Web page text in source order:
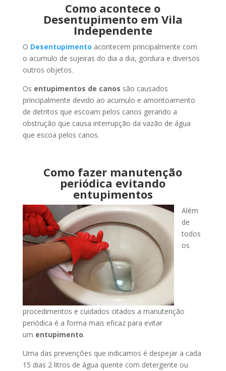
Como acontece o
Desentupimento em Vila
Independente
O Desentupimento acontecem principalmente com
o acumulo de sujeiras do dia a dia, gordura e diversos
outros objetos.
Os entupimentos de canos são causados
principalmente devido ao acumulo e amontoamento
de detritos que escoam pelos canos gerando a
obstrução que causa interrupção da vazão de água
que escoa pelos canos.
Como fazer manutenção
periódica evitando
entupimentos
Além
de
todos
os
procedimentos e cuidados citados a manutenção
periódica é a forma mais eficaz para evitar
um entupimento.
Uma das prevenções que indicamos é despejar a cada
15 dias 2 litros de água quente com detergente ou